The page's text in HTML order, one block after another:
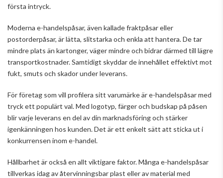
första intryck.
Moderna e-handelspåsar, även kallade fraktpåsar eller
postorderpåsar, är lätta, slitstarka och enkla att hantera. De tar
mindre plats än kartonger, väger mindre och bidrar därmed till lägre
transportkostnader. Samtidigt skyddar de innehållet effektivt mot
fukt, smuts och skador under leverans.
För företag som vill profilera sitt varumärke är e-handelspåsar med
tryck ett populärt val. Med logotyp, färger och budskap på påsen
blir varje leverans en del av din marknadsföring och stärker
igenkänningen hos kunden. Det är ett enkelt sätt att sticka ut i
konkurrensen inom e-handel.
Hållbarhet är också en allt viktigare faktor. Många e-handelspåsar
tillverkas idag av återvinningsbar plast eller av material med